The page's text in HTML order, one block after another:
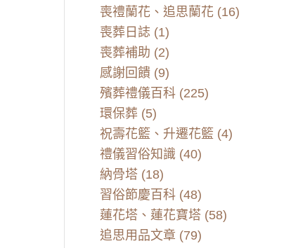
喪禮蘭花、追思蘭花(16)
喪葬日誌 (1)
喪葬補助 (2)
感謝回饋(9)
殯葬禮儀百科(225)
環保葬(5)
祝壽花籃、升遷花籃 (4)
禮儀習俗知識 (40)
納骨塔 (18)
習俗節慶百科(48)
蓮花塔、蓮花寶塔 (58)
追思用品文章 (79)